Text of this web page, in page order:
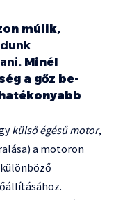
múlik,
. Minél
a gőz be-
külső égésű motor,
a motoron